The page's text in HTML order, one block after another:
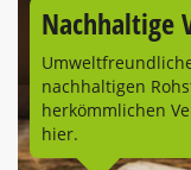
Nachhaltige
nachhaltigen
herkömmlichen
hier.